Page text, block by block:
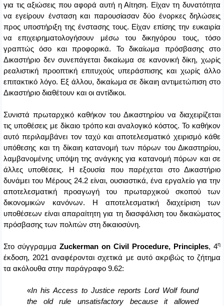
για τις αξιώσεις που αφορά αυτή η Αίτηση. Είχαν τη δυνατότητα
να εγείρουν ένσταση και παρουσίασαν δύο ένορκες δηλώσεις
προς υποστήριξη της ένστασης τους. Είχαν επίσης την ευκαιρία
να επιχειρηματολογήσουν μέσω του δικηγόρου τους, τόσο
γραπτώς όσο και προφορικά. Το δικαίωμα πρόσβασης στο
Δικαστήριο δεν συνεπάγεται δικαίωμα σε κανονική δίκη, χωρίς
ρεαλιστική προοπτική επιτυχούς υπεράσπισης και χωρίς άλλο
επιτακτικό λόγο. Εξ άλλου, δικαίωμα σε δίκαιη αντιμετώπιση στο
Δικαστήριο διαθέτουν και οι αντίδικοι.
Συνιστά πρωταρχικό καθήκον του Δικαστηρίου να διαχειρίζεται
τις υποθέσεις με δίκαιο τρόπο και αναλογικό κόστος. Το καθήκον
αυτό περιλαμβάνει τον ταχύ και αποτελεσματικό χειρισμό κάθε
υπόθεσης και τη δίκαιη κατανομή των πόρων του Δικαστηρίου,
λαμβανομένης υπόψη της ανάγκης για κατανομή πόρων και σε
άλλες υποθέσεις. Η εξουσία που παρέχεται στο Δικαστήριο
δυνάμει του Μέρους 24.2 είναι, ουσιαστικά, ένα εργαλείο για την
αποτελεσματική προαγωγή του πρωταρχικού σκοπού των
δικονομικών κανόνων. Η αποτελεσματική διαχείριση των
υποθέσεων είναι απαραίτητη για τη διασφάλιση του δικαιώματος
πρόσβασης των πολιτών στη δικαιοσύνη.
Στο σύγγραμμα Zuckerman on Civil Procedure, Principles, 4η
έκδοση, 2021 αναφέρονται σχετικά με αυτό ακριβώς το ζήτημα
τα ακόλουθα στην παράγραφο 9.62:
«In his Access to Justice reports Lord Wolf found
the old rule unsatisfactory because it allowed